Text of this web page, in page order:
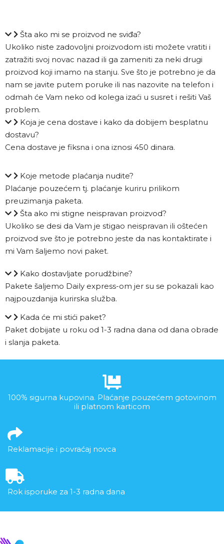
Šta ako mi se proizvod ne sviđa?
Ukoliko niste zadovoljni proizvodom isti možete vratiti i
zatražiti svoj novac nazad ili ga zameniti za neki drugi
proizvod koji imamo na stanju. Sve što je potrebno je da
nam se javite putem poruke ili nas nazovite na telefon i
odmah će Vam neko od kolega izaći u susret i rešiti Vaš
problem.
Koja je cena dostave i kako da dobijem besplatnu
dostavu?
Cena dostave je fiksna i ona iznosi 450 dinara.
Koje metode plaćanja nudite?
Plaćanje pouzećem tj. plaćanje kuriru prilikom
preuzimanja paketa.
Šta ako mi stigne neispravan proizvod?
Ukoliko se desi da Vam je stigao neispravan ili oštećen
proizvod sve što je potrebno jeste da nas kontaktirate i
mi Vam šaljemo novi paket.
Kako dostavljate porudžbine?
Pakete šaljemo Daily express-om jer su se pokazali kao
najpouzdanija kurirska služba.
Kada će mi stići paket?
Paket dobijate u roku od 1-3 radna dana od dana obrade
i slanja paketa.
100% sigurna kupovina. Plaćanje pouzećem gotovinom
ili platnom karticom
Reklamacije i povraćaj novca
Rok isporuke za 1-3 radna dana